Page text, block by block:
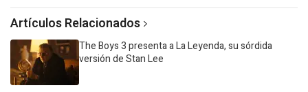
Artículos Relacionados
The Boys 3 presenta a La Leyenda, su sórdida
versión de Stan Lee